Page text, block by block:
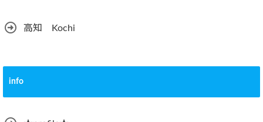
高知 Kochi
info